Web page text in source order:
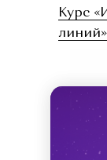
Курс